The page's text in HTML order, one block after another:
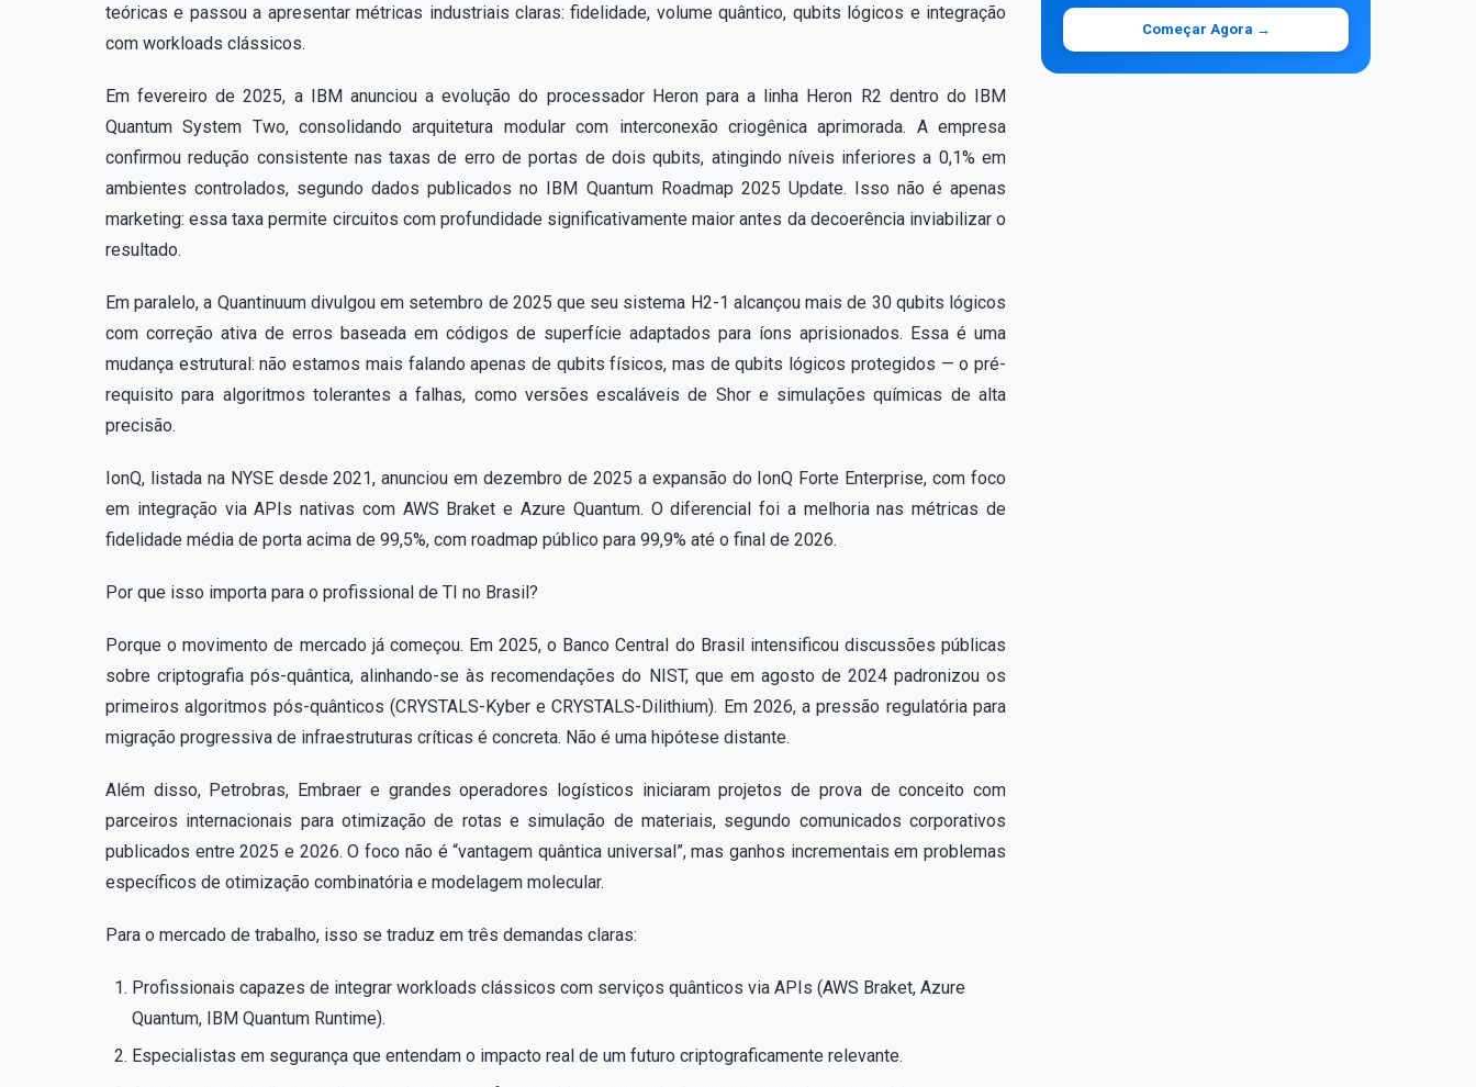
teóricas e passou a apresentar métricas industriais claras: fidelidade, volume quântico, qubits lógicos e integração
com workloads clássicos.
Em fevereiro de 2025, a IBM anunciou a evolução do processador Heron para a linha Heron R2 dentro do IBM
Quantum System Two, consolidando arquitetura modular com interconexão criogênica aprimorada. A empresa
confirmou redução consistente nas taxas de erro de portas de dois qubits, atingindo níveis inferiores a 0,1% em
ambientes controlados, segundo dados publicados no IBM Quantum Roadmap 2025 Update. Isso não é apenas
marketing: essa taxa permite circuitos com profundidade significativamente maior antes da decoerência inviabilizar o
resultado.
Em paralelo, a Quantinuum divulgou em setembro de 2025 que seu sistema H2-1 alcançou mais de 30 qubits lógicos
com correção ativa de erros baseada em códigos de superfície adaptados para íons aprisionados. Essa é uma
mudança estrutural: não estamos mais falando apenas de qubits físicos, mas de qubits lógicos protegidos — o pré-
requisito para algoritmos tolerantes a falhas, como versões escaláveis de Shor e simulações químicas de alta
precisão.
IonQ, listada na NYSE desde 2021, anunciou em dezembro de 2025 a expansão do IonQ Forte Enterprise, com foco
em integração via APIs nativas com AWS Braket e Azure Quantum. O diferencial foi a melhoria nas métricas de
fidelidade média de porta acima de 99,5%, com roadmap público para 99,9% até o final de 2026.
Por que isso importa para o profissional de TI no Brasil?
Porque o movimento de mercado já começou. Em 2025, o Banco Central do Brasil intensificou discussões públicas
sobre criptografia pós-quântica, alinhando-se às recomendações do NIST, que em agosto de 2024 padronizou os
primeiros algoritmos pós-quânticos (CRYSTALS-Kyber e CRYSTALS-Dilithium). Em 2026, a pressão regulatória para
migração progressiva de infraestruturas críticas é concreta. Não é uma hipótese distante.
Além disso, Petrobras, Embraer e grandes operadores logísticos iniciaram projetos de prova de conceito com
parceiros internacionais para otimização de rotas e simulação de materiais, segundo comunicados corporativos
publicados entre 2025 e 2026. O foco não é “vantagem quântica universal”, mas ganhos incrementais em problemas
específicos de otimização combinatória e modelagem molecular.
Para o mercado de trabalho, isso se traduz em três demandas claras:
Profissionais capazes de integrar workloads clássicos com serviços quânticos via APIs (AWS Braket, Azure
Quantum, IBM Quantum Runtime).
Especialistas em segurança que entendam o impacto real de um futuro criptograficamente relevante.
Começar Agora →